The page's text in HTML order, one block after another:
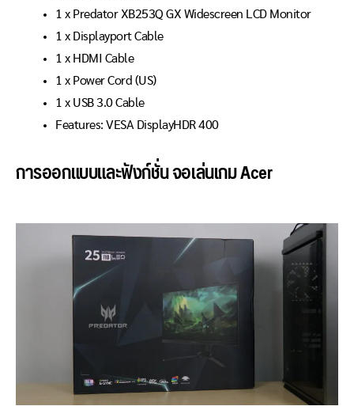
1 x Predator XB253Q GX Widescreen LCD Monitor
1 x Displayport Cable
1 x HDMI Cable
1 x Power Cord (US)
1 x USB 3.0 Cable
Features: VESA DisplayHDR 400
การออกแบบและฟังก์ชั่น จอเล่นเกม Acer